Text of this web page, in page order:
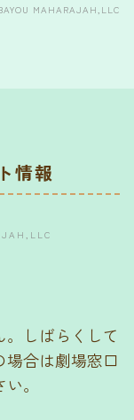
MAHARAJAH,LLC
情報
しばらくして
合は劇場窓口
。